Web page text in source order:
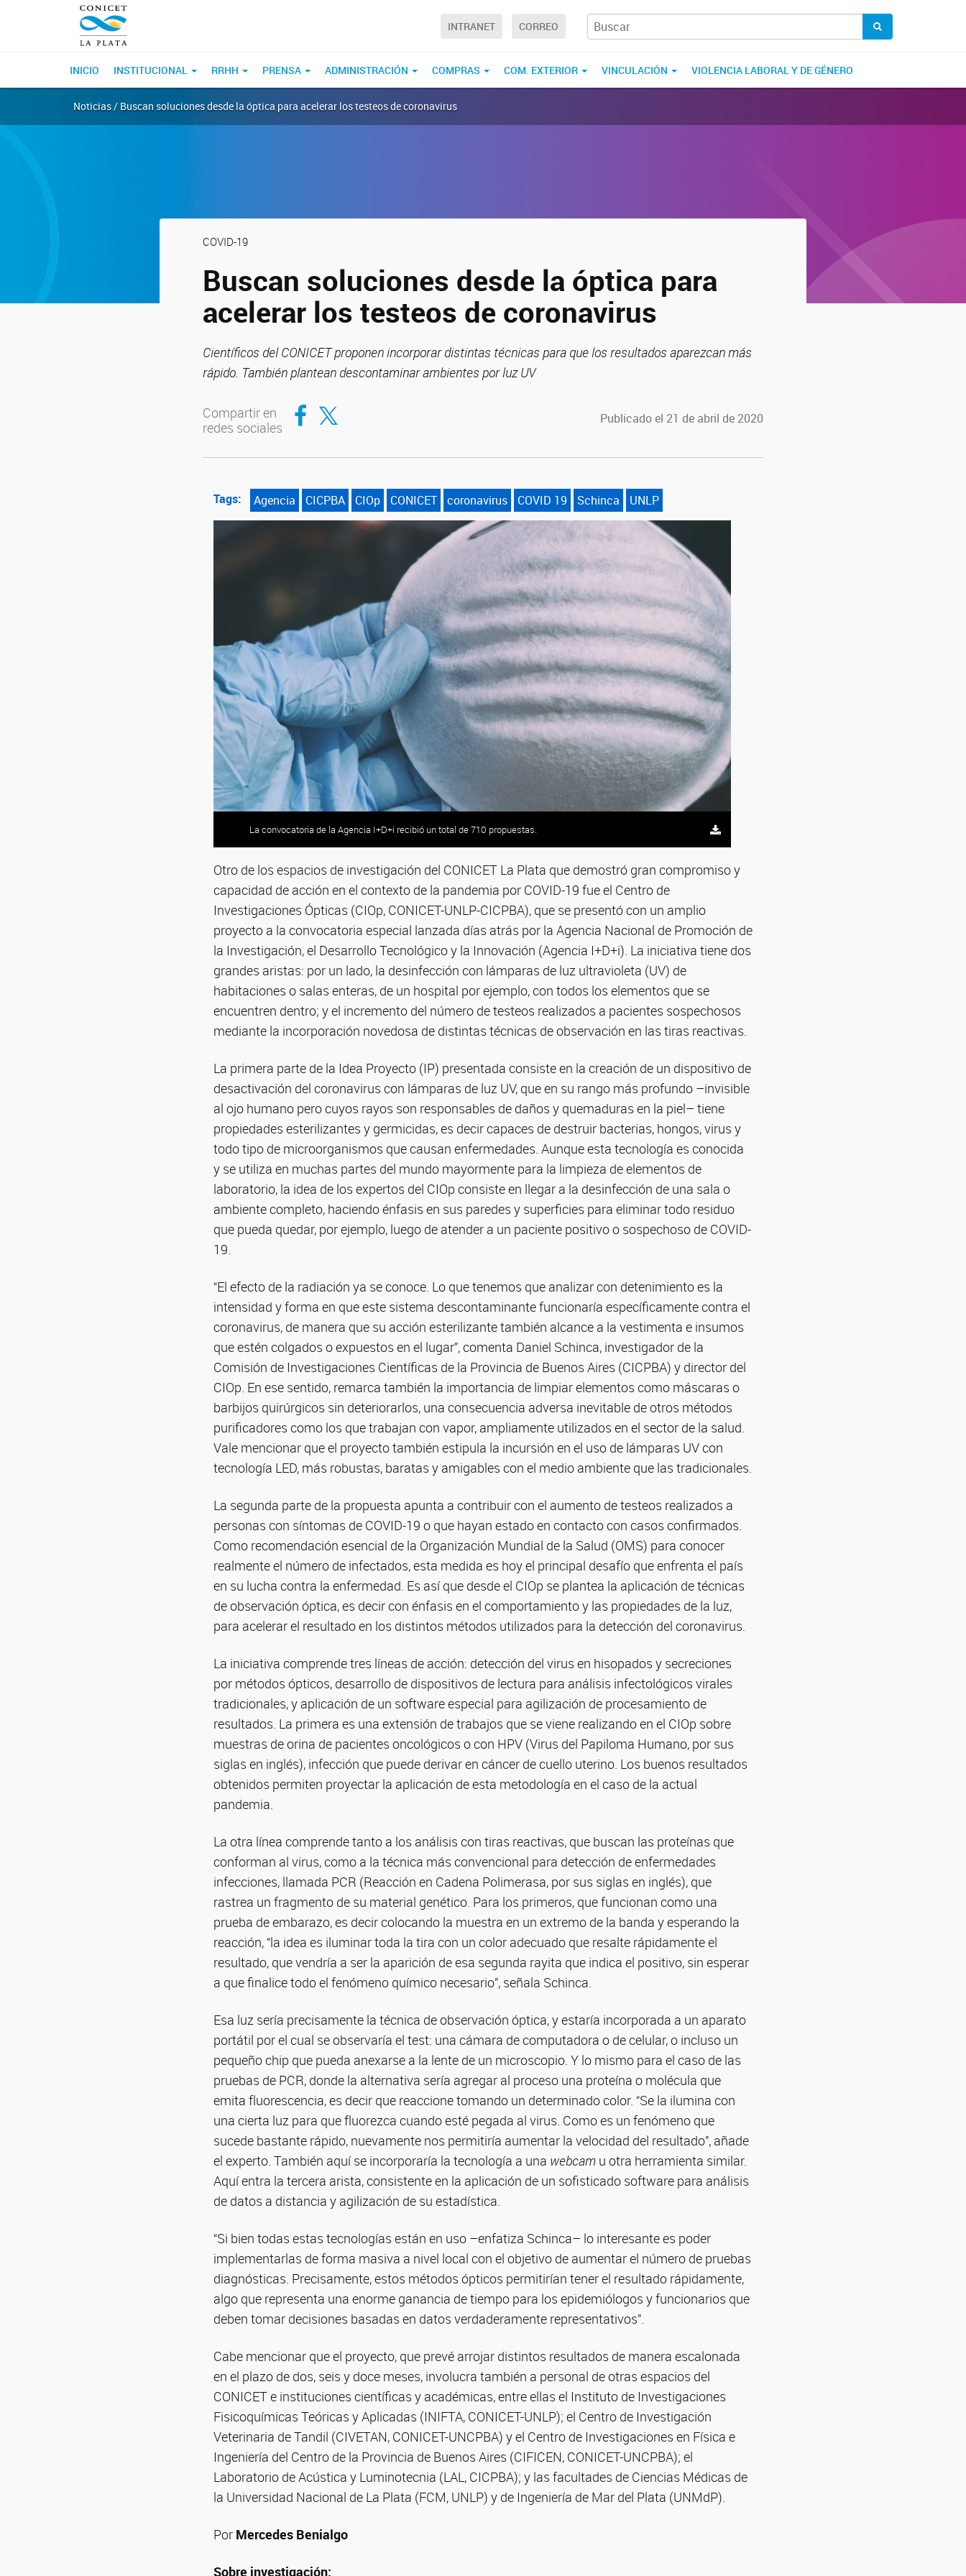
INTRANET CORREO
INICIO INSTITUCIONAL RRHH PRENSA ADMINISTRACIÓN COMPRAS COM. EXTERIOR VINCULACIÓN VIOLENCIA LABORAL Y DE GÉNERO
Noticias / Buscan soluciones desde la óptica para acelerar los testeos de coronavirus
COVID-19
Buscan soluciones desde la óptica para
acelerar los testeos de coronavirus
Científicos del CONICET proponen incorporar distintas técnicas para que los resultados aparezcan más
rápido. También plantean descontaminar ambientes por luz UV
Compartir en
redes sociales
Compartir en Facebook
Compartir en Twitter Publicado el 21 de abril de 2020
Tags: Agencia CICPBA CIOp CONICET coronavirus COVID 19 Schinca UNLP
La convocatoria de la Agencia I+D+i recibió un total de 710 propuestas.
Otro de los espacios de investigación del CONICET La Plata que demostró gran compromiso y
capacidad de acción en el contexto de la pandemia por COVID-19 fue el Centro de
Investigaciones Ópticas (CIOp, CONICET-UNLP-CICPBA), que se presentó con un amplio
proyecto a la convocatoria especial lanzada días atrás por la Agencia Nacional de Promoción de
la Investigación, el Desarrollo Tecnológico y la Innovación (Agencia I+D+i). La iniciativa tiene dos
grandes aristas: por un lado, la desinfección con lámparas de luz ultravioleta (UV) de
habitaciones o salas enteras, de un hospital por ejemplo, con todos los elementos que se
encuentren dentro; y el incremento del número de testeos realizados a pacientes sospechosos
mediante la incorporación novedosa de distintas técnicas de observación en las tiras reactivas.
La primera parte de la Idea Proyecto (IP) presentada consiste en la creación de un dispositivo de
desactivación del coronavirus con lámparas de luz UV, que en su rango más profundo –invisible
al ojo humano pero cuyos rayos son responsables de daños y quemaduras en la piel– tiene
propiedades esterilizantes y germicidas, es decir capaces de destruir bacterias, hongos, virus y
todo tipo de microorganismos que causan enfermedades. Aunque esta tecnología es conocida
y se utiliza en muchas partes del mundo mayormente para la limpieza de elementos de
laboratorio, la idea de los expertos del CIOp consiste en llegar a la desinfección de una sala o
ambiente completo, haciendo énfasis en sus paredes y superficies para eliminar todo residuo
que pueda quedar, por ejemplo, luego de atender a un paciente positivo o sospechoso de COVID-
19.
“El efecto de la radiación ya se conoce. Lo que tenemos que analizar con detenimiento es la
intensidad y forma en que este sistema descontaminante funcionaría específicamente contra el
coronavirus, de manera que su acción esterilizante también alcance a la vestimenta e insumos
que estén colgados o expuestos en el lugar”, comenta Daniel Schinca, investigador de la
Comisión de Investigaciones Científicas de la Provincia de Buenos Aires (CICPBA) y director del
CIOp. En ese sentido, remarca también la importancia de limpiar elementos como máscaras o
barbijos quirúrgicos sin deteriorarlos, una consecuencia adversa inevitable de otros métodos
purificadores como los que trabajan con vapor, ampliamente utilizados en el sector de la salud.
Vale mencionar que el proyecto también estipula la incursión en el uso de lámparas UV con
tecnología LED, más robustas, baratas y amigables con el medio ambiente que las tradicionales.
La segunda parte de la propuesta apunta a contribuir con el aumento de testeos realizados a
personas con síntomas de COVID-19 o que hayan estado en contacto con casos confirmados.
Como recomendación esencial de la Organización Mundial de la Salud (OMS) para conocer
realmente el número de infectados, esta medida es hoy el principal desafío que enfrenta el país
en su lucha contra la enfermedad. Es así que desde el CIOp se plantea la aplicación de técnicas
de observación óptica, es decir con énfasis en el comportamiento y las propiedades de la luz,
para acelerar el resultado en los distintos métodos utilizados para la detección del coronavirus.
La iniciativa comprende tres líneas de acción: detección del virus en hisopados y secreciones
por métodos ópticos, desarrollo de dispositivos de lectura para análisis infectológicos virales
tradicionales, y aplicación de un software especial para agilización de procesamiento de
resultados. La primera es una extensión de trabajos que se viene realizando en el CIOp sobre
muestras de orina de pacientes oncológicos o con HPV (Virus del Papiloma Humano, por sus
siglas en inglés), infección que puede derivar en cáncer de cuello uterino. Los buenos resultados
obtenidos permiten proyectar la aplicación de esta metodología en el caso de la actual
pandemia.
La otra línea comprende tanto a los análisis con tiras reactivas, que buscan las proteínas que
conforman al virus, como a la técnica más convencional para detección de enfermedades
infecciones, llamada PCR (Reacción en Cadena Polimerasa, por sus siglas en inglés), que
rastrea un fragmento de su material genético. Para los primeros, que funcionan como una
prueba de embarazo, es decir colocando la muestra en un extremo de la banda y esperando la
reacción, “la idea es iluminar toda la tira con un color adecuado que resalte rápidamente el
resultado, que vendría a ser la aparición de esa segunda rayita que indica el positivo, sin esperar
a que finalice todo el fenómeno químico necesario”, señala Schinca.
Esa luz sería precisamente la técnica de observación óptica, y estaría incorporada a un aparato
portátil por el cual se observaría el test: una cámara de computadora o de celular, o incluso un
pequeño chip que pueda anexarse a la lente de un microscopio. Y lo mismo para el caso de las
pruebas de PCR, donde la alternativa sería agregar al proceso una proteína o molécula que
emita fluorescencia, es decir que reaccione tomando un determinado color. “Se la ilumina con
una cierta luz para que fluorezca cuando esté pegada al virus. Como es un fenómeno que
sucede bastante rápido, nuevamente nos permitiría aumentar la velocidad del resultado”, añade
el experto. También aquí se incorporaría la tecnología a una webcam u otra herramienta similar.
Aquí entra la tercera arista, consistente en la aplicación de un sofisticado software para análisis
de datos a distancia y agilización de su estadística.
“Si bien todas estas tecnologías están en uso –enfatiza Schinca– lo interesante es poder
implementarlas de forma masiva a nivel local con el objetivo de aumentar el número de pruebas
diagnósticas. Precisamente, estos métodos ópticos permitirían tener el resultado rápidamente,
algo que representa una enorme ganancia de tiempo para los epidemiólogos y funcionarios que
deben tomar decisiones basadas en datos verdaderamente representativos”.
Cabe mencionar que el proyecto, que prevé arrojar distintos resultados de manera escalonada
en el plazo de dos, seis y doce meses, involucra también a personal de otras espacios del
CONICET e instituciones científicas y académicas, entre ellas el Instituto de Investigaciones
Fisicoquímicas Teóricas y Aplicadas (INIFTA, CONICET-UNLP); el Centro de Investigación
Veterinaria de Tandil (CIVETAN, CONICET-UNCPBA) y el Centro de Investigaciones en Física e
Ingeniería del Centro de la Provincia de Buenos Aires (CIFICEN, CONICET-UNCPBA); el
Laboratorio de Acústica y Luminotecnia (LAL, CICPBA); y las facultades de Ciencias Médicas de
la Universidad Nacional de La Plata (FCM, UNLP) y de Ingeniería de Mar del Plata (UNMdP).
Por Mercedes Benialgo
Sobre investigación: